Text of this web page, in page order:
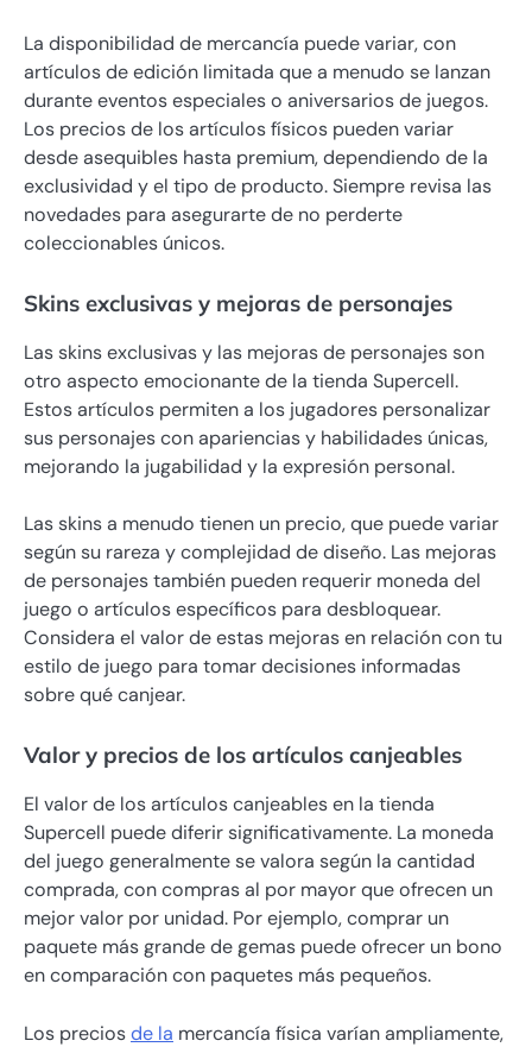
La disponibilidad de mercancía puede variar, con
artículos de edición limitada que a menudo se lanzan
durante eventos especiales o aniversarios de juegos.
Los precios de los artículos físicos pueden variar
desde asequibles hasta premium, dependiendo de la
exclusividad y el tipo de producto. Siempre revisa las
novedades para asegurarte de no perderte
coleccionables únicos.
Skins exclusivas y mejoras de personajes
Las skins exclusivas y las mejoras de personajes son
otro aspecto emocionante de la tienda Supercell.
Estos artículos permiten a los jugadores personalizar
sus personajes con apariencias y habilidades únicas,
mejorando la jugabilidad y la expresión personal.
Las skins a menudo tienen un precio, que puede variar
según su rareza y complejidad de diseño. Las mejoras
de personajes también pueden requerir moneda del
juego o artículos específicos para desbloquear.
Considera el valor de estas mejoras en relación con tu
estilo de juego para tomar decisiones informadas
sobre qué canjear.
Valor y precios de los artículos canjeables
El valor de los artículos canjeables en la tienda
Supercell puede diferir significativamente. La moneda
del juego generalmente se valora según la cantidad
comprada, con compras al por mayor que ofrecen un
mejor valor por unidad. Por ejemplo, comprar un
paquete más grande de gemas puede ofrecer un bono
en comparación con paquetes más pequeños.
Los preciosde la mercancía física varían ampliamente,